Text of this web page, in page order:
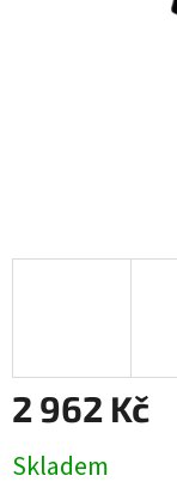
2 962 Kč
cena:
Skladem